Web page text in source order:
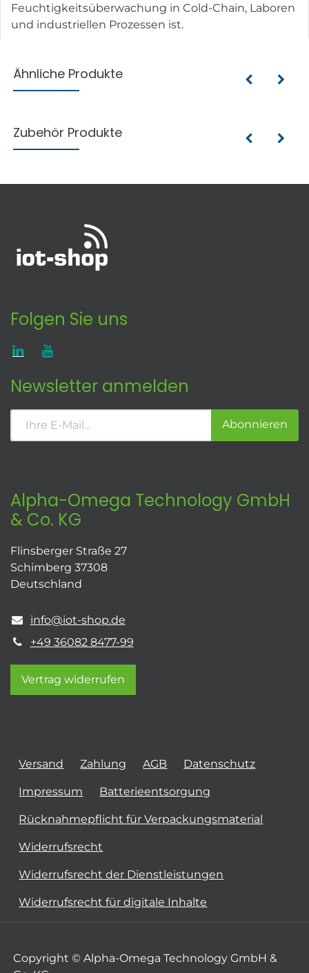
Feuchtigkeitsüberwachung in Cold-Chain, Laboren
und industriellen Prozessen ist.
Ähnliche Produkte
Zubehör Produkte
Folgen Sie uns
Newsletter anmelden
Abonnieren
Alpha-Omega Technology GmbH
& Co. KG
Flinsberger Straße 27
Schimberg 37308
Deutschland
info@iot-shop.de
+49 36082 8477-99
Vertrag widerrufen
Versand Zahlung AGB Datenschutz
Impressum Batterieentsorgung
Rücknahmepflicht für Verpackungsmaterial
Widerrufsrecht
Widerrufsrecht der Dienstleistungen
Widerrufsrecht für digitale Inhalte
Copyright © Alpha-Omega Technology GmbH &